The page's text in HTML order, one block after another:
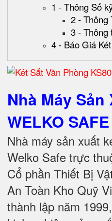
1 - Thông Số
2 - Thông
3 - Thông
4 - Báo Giá
Nhà Máy Sản
WELKO SAFE
Nhà máy sản xuất
Welko Safe trực
Cổ phần Thiết Bị
An Toàn Kho Quỹ
thành lập năm